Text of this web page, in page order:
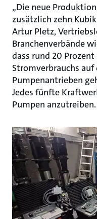
„Die neue
zusätzlich zehn
Artur Pletz,
Branchenverbände
dass rund 20
Stromverbrauchs auf
Pumpenantrieben
Jedes fünfte
Pumpen anzutreiben.